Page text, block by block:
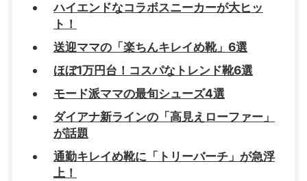
ハイエンドなコラボスニーカーが大ヒッ
ト！
送迎ママの「楽ちんキレイめ靴」6選
ほぼ1万円台！コスパなトレンド靴6選
モード派ママの最旬シューズ4選
ダイアナ新ラインの「高見えローファー」
が話題
通勤キレイめ靴に「トリーバーチ」が急浮
上！